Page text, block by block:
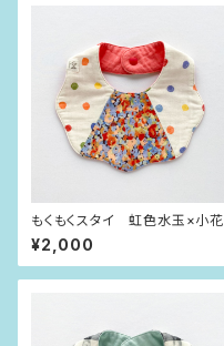
もくもくスタイ 虹色水玉×小花
¥2,000